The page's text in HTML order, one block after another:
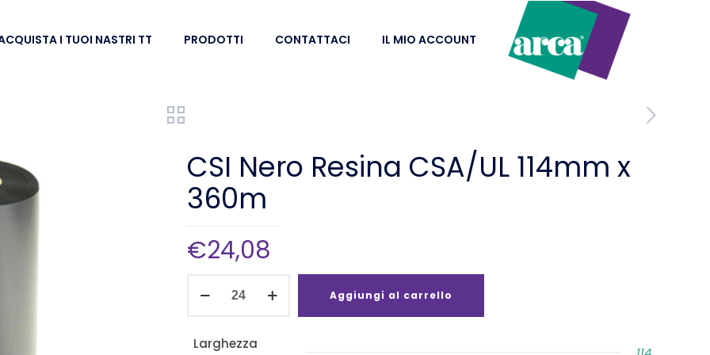
I TUOI NASTRI TT PRODOTTI CONTATTACI IL MIO ACCOUNT
CSI Nero Resina CSA/UL 114mm x
360m
€24,08
CSA/UL
Aggiungi al carrello
Larghezza